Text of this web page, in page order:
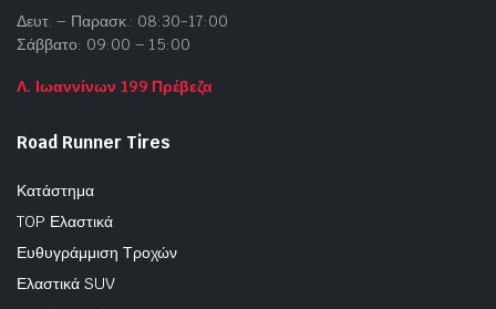
Δευτ. – Παρασκ.: 08:30-17:00
Σάββατο: 09:00 – 15:00
Λ. Ιωαννίνων 199 Πρέβεζα
Road Runner Tires
Κατάστημα
TOP Ελαστικά
Ευθυγράμμιση Τροχών
Ελαστικά SUV